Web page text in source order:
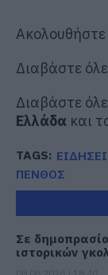
Διαβάστε
Διαβάστε
Ελλάδα και
TAGS:
ΠΕΝΘΟΣ
Σε
ιστορικών